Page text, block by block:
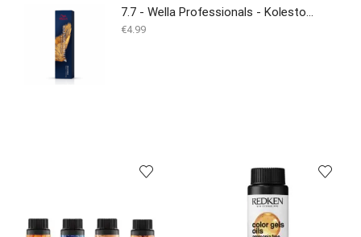
7.7 - Wella Professionals - Koleston Perfect - 60ml
€4.99